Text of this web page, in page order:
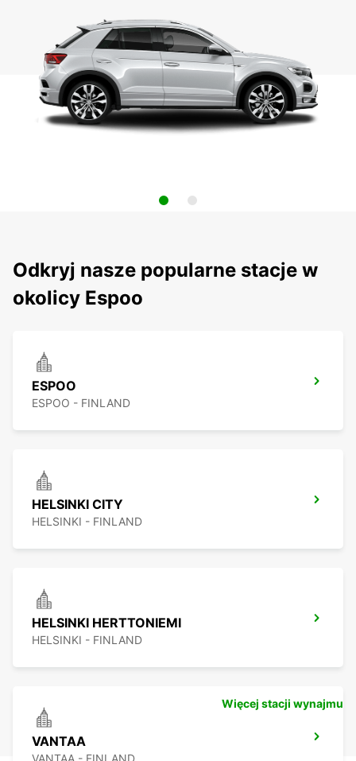
Odkryj nasze popularne stacje w
okolicy Espoo
ESPOO
ESPOO - FINLAND
HELSINKI CITY
HELSINKI - FINLAND
HELSINKI HERTTONIEMI
HELSINKI - FINLAND
VANTAA
Więcej stacji wynajmu